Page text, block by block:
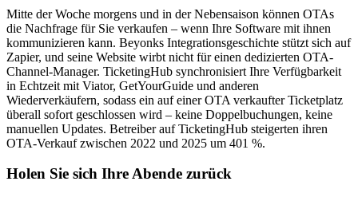
Mitte der Woche morgens und in der Nebensaison können OTAs
die Nachfrage für Sie verkaufen – wenn Ihre Software mit ihnen
kommunizieren kann. Beyonks Integrationsgeschichte stützt sich auf
Zapier, und seine Website wirbt nicht für einen dedizierten OTA-
Channel-Manager. TicketingHub synchronisiert Ihre Verfügbarkeit
in Echtzeit mit Viator, GetYourGuide und anderen
Wiederverkäufern, sodass ein auf einer OTA verkaufter Ticketplatz
überall sofort geschlossen wird – keine Doppelbuchungen, keine
manuellen Updates. Betreiber auf TicketingHub steigerten ihren
OTA-Verkauf zwischen 2022 und 2025 um 401 %.
Holen Sie sich Ihre Abende zurück